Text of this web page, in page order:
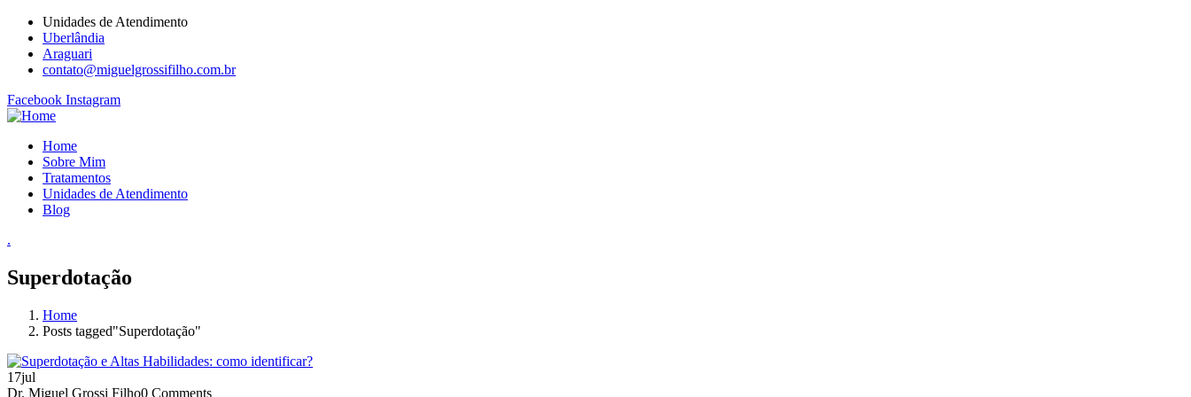
Unidades de Atendimento
Uberlândia
Araguari
contato@miguelgrossifilho.com.br
Facebook Instagram
Home
Sobre Mim
Tratamentos
Unidades de Atendimento
Blog
.
Superdotação
Home
Posts tagged"Superdotação"
17jul
Dr. Miguel Grossi Filho0 Comments